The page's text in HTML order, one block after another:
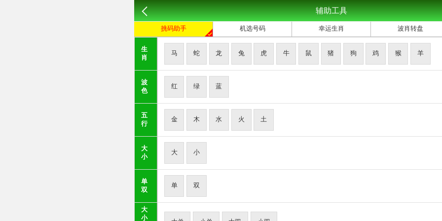
辅助工具
挑码助手 机选号码 幸运生肖 波肖转盘
生
肖
马 蛇 龙 兔 虎 牛 鼠 猪 狗 鸡 猴 羊
波
色
红 绿 蓝
五
行
金 木 水 火 土
大
小
大 小
单
双
单 双
大
小